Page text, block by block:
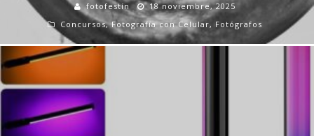
fotofestín
18 noviembre, 2025
Concursos,Fotografía con Celular, Fotógrafos